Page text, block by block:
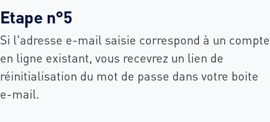
Etape n°5
Si l'adresse e-mail saisie correspond à un compte
en ligne existant, vous recevrez un lien de
réinitialisation du mot de passe dans votre boite
e-mail.